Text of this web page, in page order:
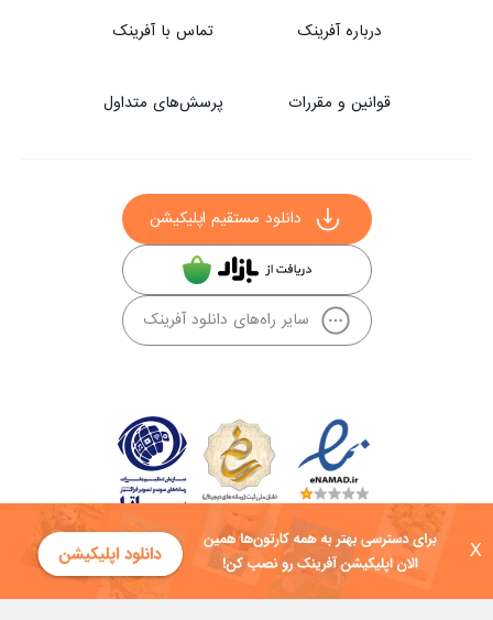
X
درباره آفرینک تماس با آفرینک
قوانین و مقررات پرسش‌های متداول
دانلود مستقیم اپلیکیشن
سایر راه‌های دانلود آفرینک
کلیه حقوق این سایت به شرکت توسعه فناوی هفت آسمان توکان تعلق دارد و